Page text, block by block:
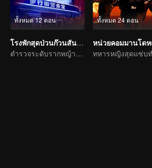
ทั้งหมด 12 ตอน
โรงพักสุดป่วนก๊วนสันติราษฎร์
ตำรวจระดับรากหญ้าปกป้องแสงสว่างของบ้านหลายหมื่นหลังคาเรือน
ทั้งหมด 24 ตอน